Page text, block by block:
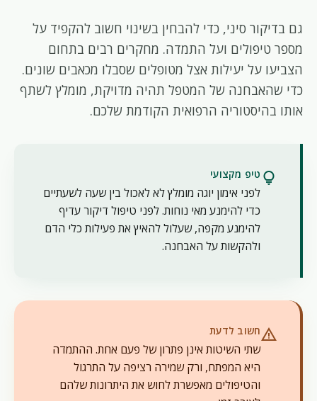
גם בדיקור סיני, כדי להבחין בשינוי חשוב להקפיד על
מספר טיפולים ועל התמדה. מחקרים רבים בתחום
הצביעו על יעילות אצל מטופלים שסבלו מכאבים שונים.
כדי שהאבחנה של המטפל תהיה מדויקת, מומלץ לשתף
אותו בהיסטוריה הרפואית הקודמת שלכם.
lightbulb טיפ מקצועי
לפני אימון יוגה מומלץ לא לאכול בין שעה לשעתיים
כדי להימנע מאי נוחות. לפני טיפול דיקור עדיף
להימנע מקפה, שעלול להאיץ את פעילות כלי הדם
ולהקשות על האבחנה.
warningחשוב לדעת
שתי השיטות אינן פתרון של פעם אחת. ההתמדה
היא המפתח, ורק שמירה רציפה על התרגול
והטיפולים מאפשרת לחוש את היתרונות שלהם